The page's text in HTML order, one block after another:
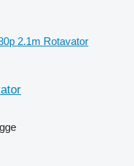
2.1m Rotavator